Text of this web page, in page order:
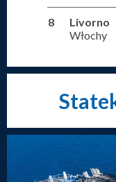
8
Livorno
Włochy